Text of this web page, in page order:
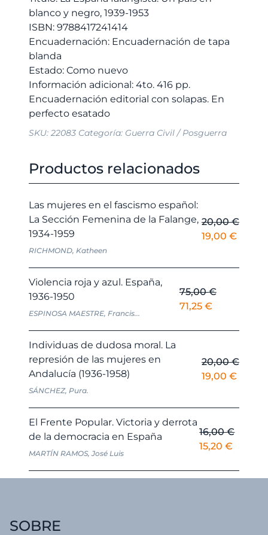
blanco y negro, 1939-1953
ISBN: 9788417241414
Encuadernación: Encuadernación de tapa
blanda
Estado: Como nuevo
Información adicional: 4to. 416 pp.
Encuadernación editorial con solapas. En
SKU: 22083 Categoría: Guerra Civil / Posguerra
Productos relacionados
Las mujeres en el fascismo español:
La Sección Femenina de la Falange,
1934-1959
RICHMOND, Katheen
20,00€
El
20,00 €.
19,00 €
Violencia roja y azul. España,
1936-1950
ESPINOSA MAESTRE, Francis...
75,00€
El
original
75,00 €.
71,25 €El
actual
71,25 €.
Individuas de dudosa moral. La
represión de las mujeres en
Andalucía (1936-1958)
SÁNCHEZ, Pura.
20,00€
El
20,00 €.
19,00 €
El Frente Popular. Victoria y derrota
de la democracia en España
MARTÍN RAMOS, José Luis
16,00€
El
original
15,20€
actual
SOBRE